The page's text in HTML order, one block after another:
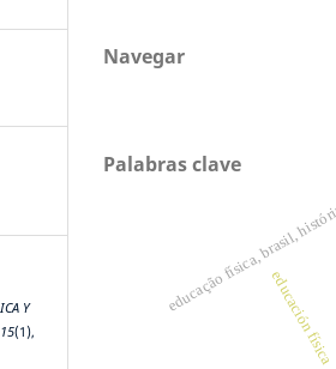
Y
15(1),
Navegar
Palabras clave
educación física
educação física, brasil, história